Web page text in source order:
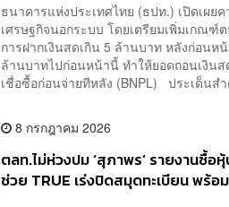
ธนาคารแห่งประเทศไทย (ธปท.) เปิดเผย
เศรษฐกิจนอกระบบ โดยเตรียมเพิ่มเกณ
การฝากเงินสดเกิน 5 ล้านบาท หลังก่อน
ล้านบาทไปก่อนหน้านี้ ทำให้ยอดถอนเงิน
เชื่อซื้อก่อนจ่ายทีหลัง (BNPL) ประเด็น
8 กรกฎาคม 2026
ตลท.ไม่ห่วงปม ‘สุภาพร’ รายงานซื้อ
ช่วย TRUE เร่งปิดสมุดทะเบียน พร้อ